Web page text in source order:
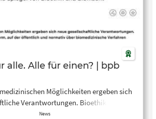
alle. Alle für einen? | bpb
Möglichkeiten ergeben sich
Verantwortungen. Bioethik ist dabei
auf der öffentlich und normativ über
News